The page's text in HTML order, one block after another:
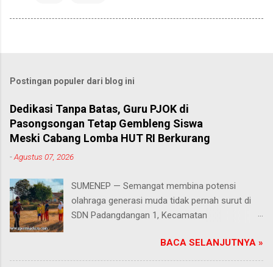
Postingan populer dari blog ini
Dedikasi Tanpa Batas, Guru PJOK di
Pasongsongan Tetap Gembleng Siswa
Meski Cabang Lomba HUT RI Berkurang
-Agustus 07, 2026
SUMENEP — Semangat membina potensi
olahraga generasi muda tidak pernah surut di
SDN Padangdangan 1, Kecamatan
(5/8/2026) Meski beberapa cabang olahraga
tidak masuk dalam daftar kompetisi perayaan
BACA SELANJUTNYA »